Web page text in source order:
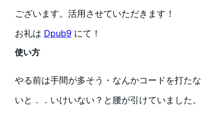
ございます。活用させていただきます！
お礼は Dpub9 にて！
使い方
やる前は手間が多そう・なんかコードを打たな
いと．．いけいない？と腰が引けていました。